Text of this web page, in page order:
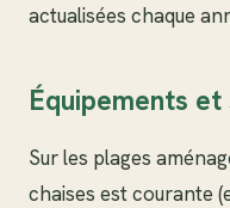
actualisées chaque
Équipements
Sur les plages
chaises est courante